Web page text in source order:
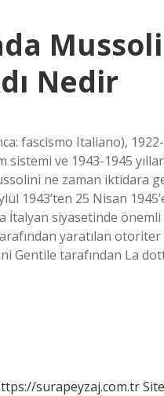
Nedir
fascismo Italiano), 1922-
sistemi ve 1943-1945
ne zaman iktidara
1943’ten 25 Nisan
İtalyan siyasetinde
yaratılan otoriter
Gentile tarafından La
surapeyzaj.com.tr